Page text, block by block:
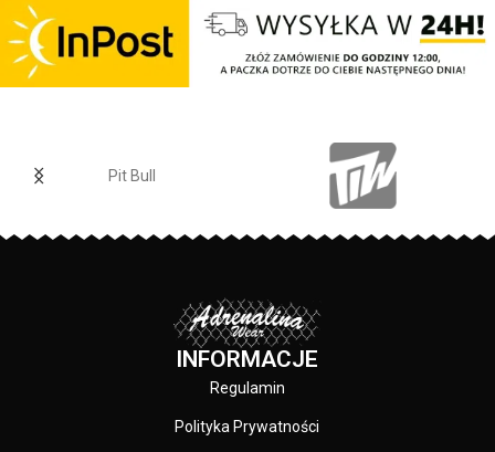
silikonowa kwadratowa naszywka
na lewym rękawie z logo marki Pit
Bull - duży nadruk na plecach oraz
sitodruku przez co są bardzo
trwałe - skład materiału: 80%
bawełna / 20% poliester
PRODUCENT: Pit Bull
KOLOR:
Pit Bull
INFORMACJE
Regulamin
Polityka Prywatności